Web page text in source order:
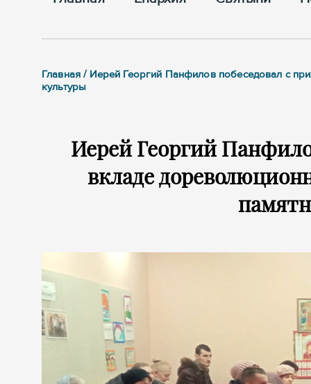
Главная / Иерей Георгий Панфилов побеседовал с
культуры
Иерей Георгий
вкладе